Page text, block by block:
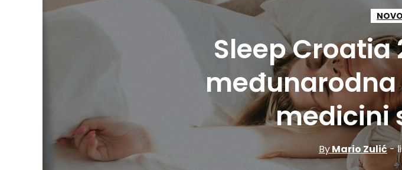
Sleep Croatia
medicini
ByMario Zulić-